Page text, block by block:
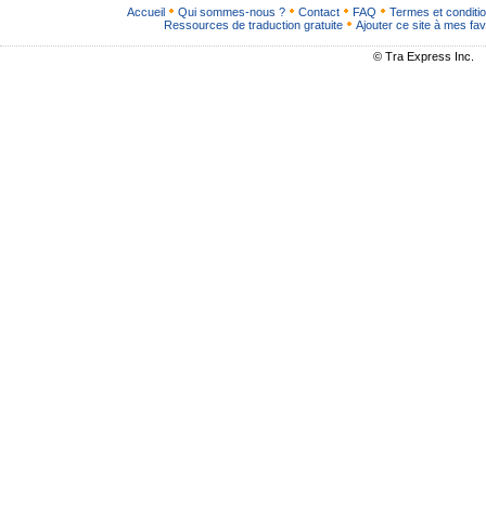
Accueil Qui sommes-nous ? Contact FAQ
Termes et
Ressources de traduction gratuite
Ajouter ce site à mes
© Tra Express Inc.